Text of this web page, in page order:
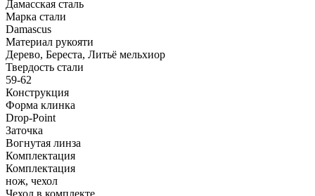
Дамасская сталь
Марка стали
Damascus
Материал рукояти
Дерево, Береста, Литьё мельхиор
Твердость стали
59-62
Конструкция
Форма клинка
Drop-Point
Заточка
Вогнутая линза
Комплектация
Комплектация
нож, чехол
Чехол в комплекте